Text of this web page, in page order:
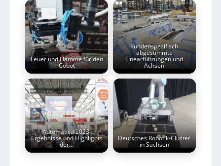
Feuer und Flamme für den
Cobot
Kundenspezifisch
abgestimmte
Linearführungen und
Achsen
Automatica 2023:
Ergebnisse und Highlights
der…
Deutsches Robotik-Cluster
in Sachsen